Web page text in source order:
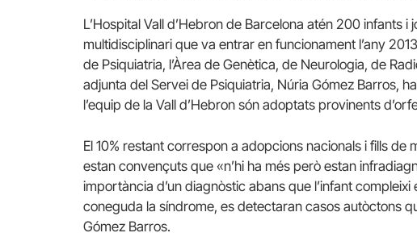
L’Hospital Vall d’Hebron de Barcelona atén 200 infants i
multidisciplinari que va entrar en funcionament l’any
de Psiquiatria, l’Àrea de Genètica, de Neurologia, de
adjunta del Servei de Psiquiatria, Núria Gómez Barros,
l’equip de la Vall d’Hebron són adoptats provinents
El 10% restant correspon a adopcions nacionals i fills
estan convençuts que «n’hi ha més però estan
importància d’un diagnòstic abans que l’infant
coneguda la síndrome, es detectaran casos autòctons
Gómez Barros.